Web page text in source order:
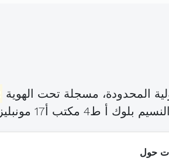
المحدودة، مسجلة تحت الهوية
مونبليزير باب بحر (
حول